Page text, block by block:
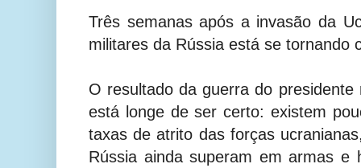
Três semanas após a invasão da
militares da Rússia está se tornando
O resultado da guerra do presidente
está longe de ser certo: existem
taxas de atrito das forças
Rússia ainda superam em armas e